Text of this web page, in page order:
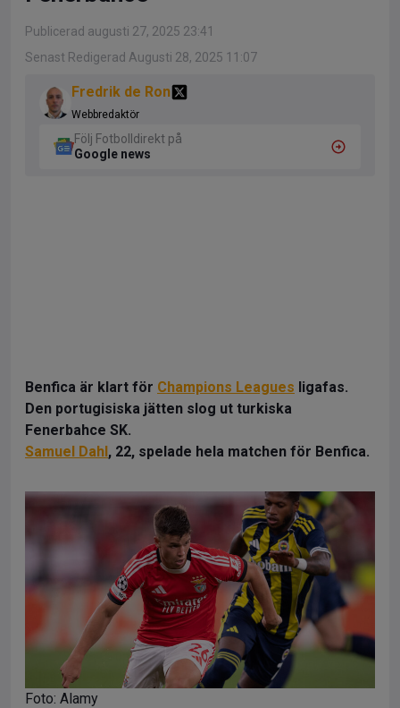
Publicerad augusti 27, 2025 23:41
Senast Redigerad Augusti 28, 2025 11:07
Fredrik de Ron
Webbredaktör
Följ Fotbolldirekt på
Google news
Benfica är klart för Champions Leagues ligafas.
Den portugisiska jätten slog ut turkiska
Fenerbahce SK.
Samuel Dahl, 22, spelade hela matchen för Benfica.
Foto: Alamy